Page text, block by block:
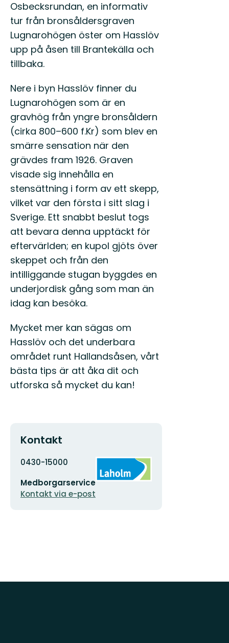
Osbecksrundan, en informativ
tur från bronsåldersgraven
Lugnarohögen öster om Hasslöv
upp på åsen till Brantekälla och
tillbaka.
Nere i byn Hasslöv finner du
Lugnarohögen som är en
gravhög från yngre bronsåldern
(cirka 800–600 f.Kr) som blev en
smärre sensation när den
grävdes fram 1926. Graven
visade sig innehålla en
stensättning i form av ett skepp,
vilket var den första i sitt slag i
Sverige. Ett snabbt beslut togs
att bevara denna upptäckt för
eftervärlden; en kupol gjöts över
skeppet och från den
intilliggande stugan byggdes en
underjordisk gång som man än
idag kan besöka.
Mycket mer kan sägas om
Hasslöv och det underbara
området runt Hallandsåsen, vårt
bästa tips är att åka dit och
utforska så mycket du kan!
Kontakt
Adress
0430-15000
postadress
Medborgarservice
Kontakt via e-post
Organisationens
logotyp